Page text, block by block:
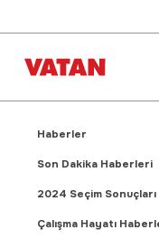
Haberler
Son Dakika Haberleri
2024 Seçim Sonuçları
Çalışma Hayatı